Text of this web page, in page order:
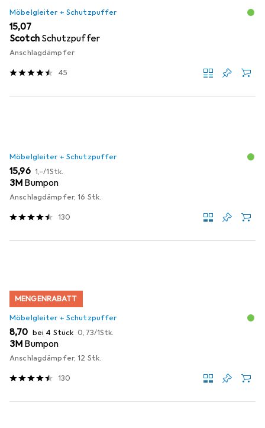
Möbelgleiter + Schutzpuffer
EUR
15,07
Scotch Schutzpuffer
Anschlagdämpfer
45
Möbelgleiter + Schutzpuffer
EUR
15,96 EUR
1,–/1Stk.
3M Bumpon
Anschlagdämpfer, 16 Stk.
130
MENGENRABATT
Möbelgleiter + Schutzpuffer
EUR
8,70 bei 4 Stück EUR
0,73/1Stk.
3M Bumpon
Anschlagdämpfer, 12 Stk.
130